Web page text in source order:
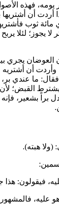
فهذه
أردت أن
ثوب
لا يجوز؛ لئلا
يجري
وأردت أن أشتريه
فقال: ما عندي
القبض؛
براً بشعير،
(ولا هبته).
فيقولون: هذا
عليه،